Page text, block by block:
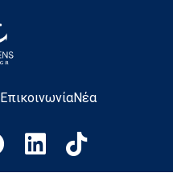
ΕπικοινωνίαΝέα